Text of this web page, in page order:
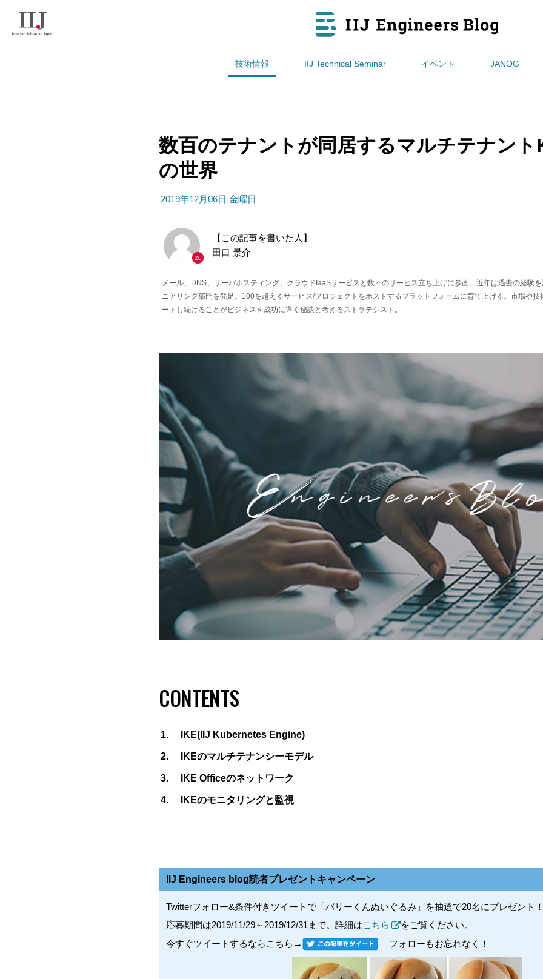
技術情報 IIJ Technical Seminar イベント JANOG
数百のテナントが同居するマルチテナン
の世界
2019年12月06日 金曜日
20
【この記事を書いた人】
田口 景介
メール、DNS、サーバホスティング、クラウドIaaSサービスと数々のサービス立ち上げに参画。近年は過去の経験
ニアリング部門を発足。100を超えるサービス/プロジェクトをホストするプラットフォームに育て上げる。市場や
ートし続けることがビジネスを成功に導く秘訣と考えるストラテジスト。
CONTENTS
IKE(IIJ Kubernetes Engine)
IKEのマルチテナンシーモデル
IKE Officeのネットワーク
IKEのモニタリングと監視
IIJ Engineers blog読者プレゼントキャンペーン
Twitterフォロー&条件付きツイートで「バリーくんぬいぐるみ」を抽選で20名にプレゼント
応募期間は2019/11/29～2019/12/31まで。詳細はこちら
をご覧ください。
今すぐツイートするならこちら→
フォローもお忘れなく！